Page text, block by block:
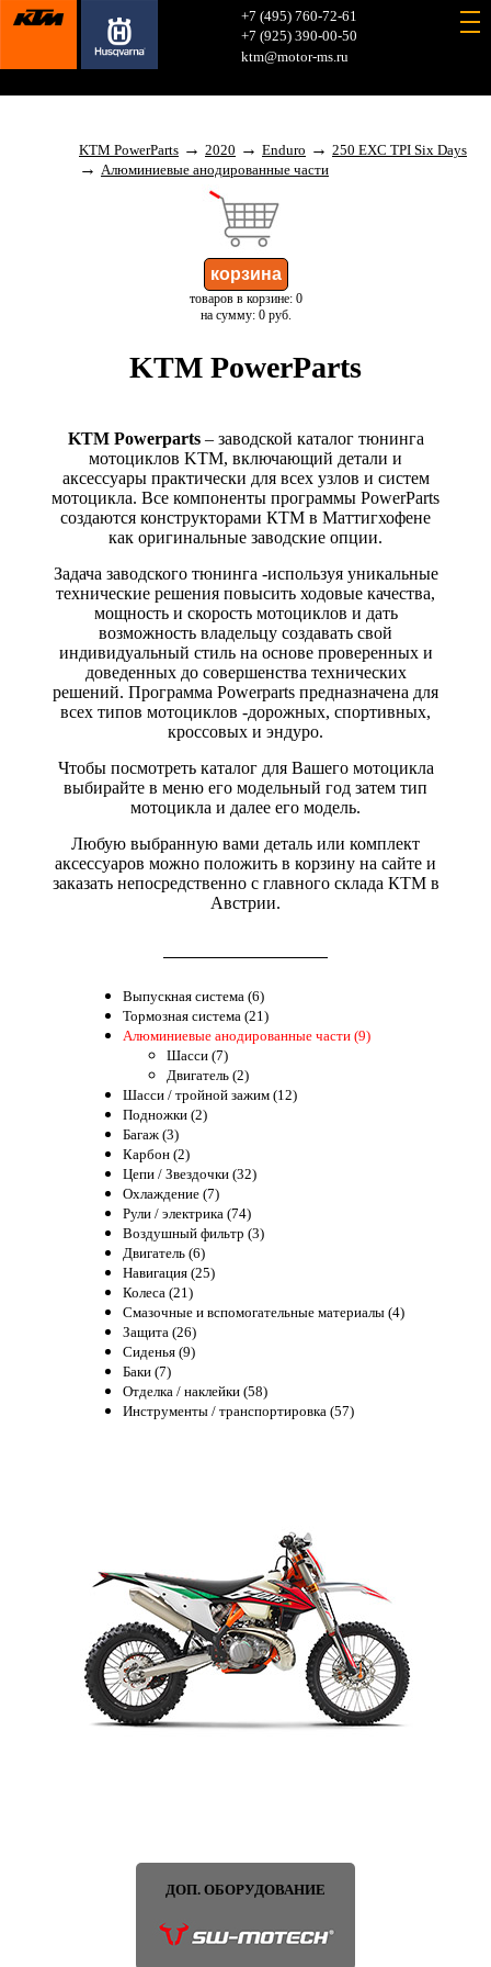
+7 (495) 760-72-61
+7 (925) 390-00-50
ktm@motor-ms.ru
KTM PowerParts → 2020 → Enduro → 250 EXC TPI Six Days
→ Алюминиевые анодированные части
товаров в корзине: 0
на сумму: 0 руб.
KTM PowerParts
KTM Powerparts– заводской каталог тюнинга
мотоциклов KTM, включающий детали и
аксессуары практически для всех узлов и систем
мотоцикла. Все компоненты программы PowerParts
создаются конструкторами КТМ в Маттигхофене
как оригинальные заводские опции.
Задача заводского тюнинга -используя уникальные
технические решения повысить ходовые качества,
мощность и скорость мотоциклов и дать
возможность владельцу создавать свой
индивидуальный стиль на основе проверенных и
доведенных до совершенства технических
решений. Программа Powerparts предназначена для
всех типов мотоциклов -дорожных, спортивных,
кроссовых и эндуро.
Чтобы посмотреть каталог для Вашего мотоцикла
выбирайте в меню его модельный год затем тип
мотоцикла и далее его модель.
Любую выбранную вами деталь или комплект
аксессуаров можно положить в корзину на сайте и
заказать непосредственно с главного склада КТМ в
Австрии.
Выпускная система (6)
Тормозная система (21)
Алюминиевые анодированные части (9)
Шасси (7)
Двигатель (2)
Шасси / тройной зажим (12)
Подножки (2)
Багаж (3)
Карбон (2)
Цепи / Звездочки (32)
Охлаждение (7)
Рули / электрика (74)
Воздушный фильтр (3)
Двигатель (6)
Навигация (25)
Колеса (21)
Смазочные и вспомогательные материалы (4)
Защита (26)
Сиденья (9)
Баки (7)
Отделка / наклейки (58)
Инструменты / транспортировка (57)
ДОП. ОБОРУДОВАНИЕ